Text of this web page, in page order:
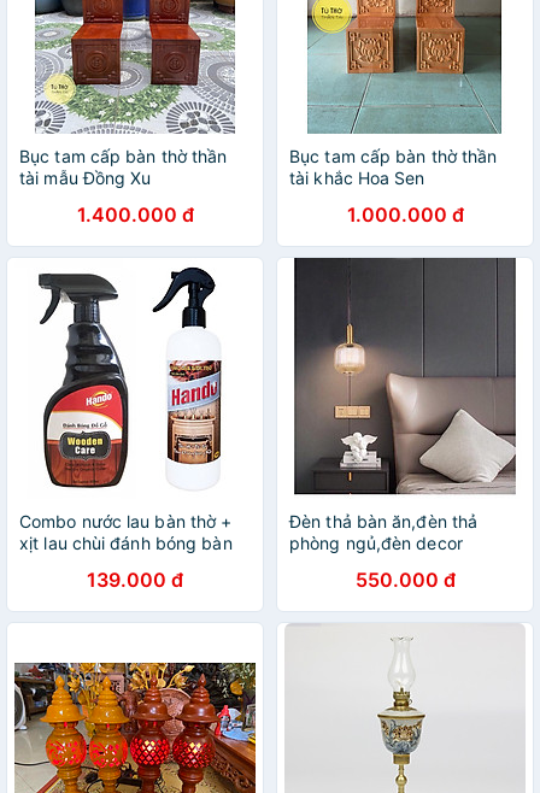
Bục tam cấp bàn thờ thần
tài mẫu Đồng Xu
1.400.000 đ
Bục tam cấp bàn thờ thần
tài khắc Hoa Sen
1.000.000 đ
Combo nước lau bàn thờ +
xịt lau chùi đánh bóng bàn
139.000 đ
Đèn thả bàn ăn,đèn thả
phòng ngủ,đèn decor
550.000 đ